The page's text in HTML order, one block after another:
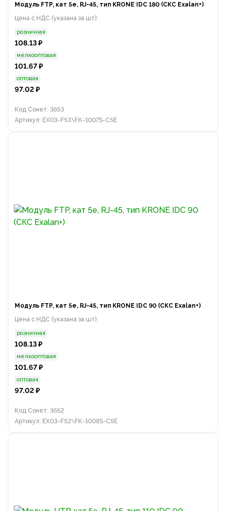
Модуль FTP, кат 5e, RJ-45, тип KRONE IDC 180 (СКС Exalan+)
Цена с НДС (указана за шт):
розничная
108.13 ₽
мелкооптовая
101.67 ₽
оптовая
97.02 ₽
Код Сонет: 3653
Артикул: EX03-F53\FK-1007S-C5E
Модуль FTP, кат 5e, RJ-45, тип KRONE IDC 90 (СКС Exalan+)
Цена с НДС (указана за шт):
розничная
108.13 ₽
мелкооптовая
101.67 ₽
оптовая
97.02 ₽
Код Сонет: 3652
Артикул: EX03-F52\FK-1008S-C5E